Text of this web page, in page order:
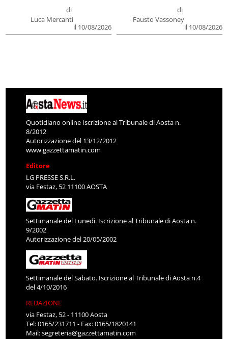
di
Luca Mercanti
il 10/08/2026
di
Fausto Vassoney
il 10/08/2026
Quotidiano online Iscrizione al Tribunale di Aosta n.
8/2012
Autorizzazione del 13/12/2012
www.gazzettamatin.com
Editore
LG PRESSE S.R.L.
via Festaz, 52 11100 AOSTA
Settimanale del Lunedì. Iscrizione al Tribunale di Aosta n.
9/2002
Autorizzazione del 20/05/2002
Settimanale del Sabato. Iscrizione al Tribunale di Aosta n.4
del 4/10/2016
REDAZIONE
via Festaz, 52 - 11100 Aosta
Tel: 0165/231711 - Fax: 0165/1820141
Mail:segreteria@gazzettamatin.com